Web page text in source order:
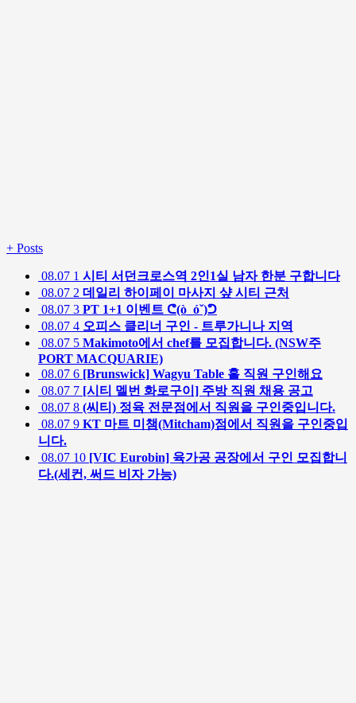
+ Posts
08.07 1 시티 서던크로스역 2인1실 남자 한분 구합니다
08.07 2 데일리 하이페이 마사지 샾 시티 근처
08.07 3 PT 1+1 이벤트 ᕦ(ò_óˇ)ᕤ
08.07 4 오피스 클리너 구인 - 트루가니나 지역
08.07 5 Makimoto에서 chef를 모집합니다. (NSW주
PORT MACQUARIE)
08.07 6 [Brunswick] Wagyu Table 홀 직원 구인해요
08.07 7 [시티 멜번 화로구이] 주방 직원 채용 공고
08.07 8 (씨티) 정육 전문점에서 직원을 구인중입니다.
08.07 9 KT 마트 미챔(Mitcham)점에서 직원을 구인중입
니다.
08.07 10 [VIC Eurobin] 육가공 공장에서 구인 모집합니
다.(세컨, 써드 비자 가능)